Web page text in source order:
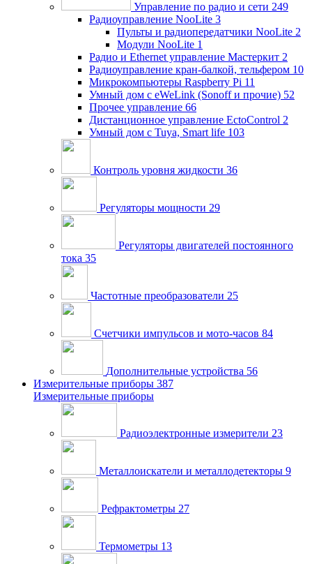
Управление по радио и сети 249
Радиоуправление NooLite 3
Пульты и радиопередатчики NooLite 2
Модули NooLite 1
Радио и Ethernet управление Мастеркит 2
Радиоуправление кран-балкой, тельфером 10
Микрокомпьютеры Raspberry Pi 11
Умный дом c eWeLink (Sonoff и прочие) 52
Прочее управление 66
Дистанционное управление EctoControl 2
Умный дом с Tuya, Smart life 103
Контроль уровня жидкости 36
Регуляторы мощности 29
Регуляторы двигателей постоянного
тока 35
Частотные преобразователи 25
Счетчики импульсов и мото-часов 84
Дополнительные устройства 56
Измерительные приборы 387
Измерительные приборы
Радиоэлектронные измерители 23
Металлоискатели и металлодетекторы 9
Рефрактометры 27
Термометры 13